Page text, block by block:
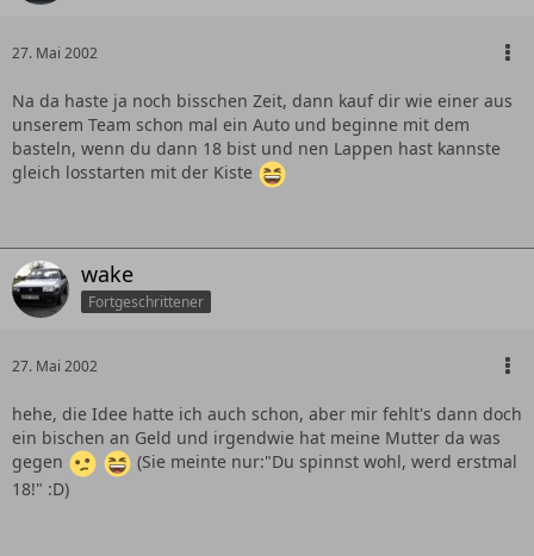
27. Mai 2002
Na da haste ja noch bisschen Zeit, dann kauf dir wie einer aus
unserem Team schon mal ein Auto und beginne mit dem
basteln, wenn du dann 18 bist und nen Lappen hast kannste
gleich losstarten mit der Kiste
wake
Fortgeschrittener
27. Mai 2002
hehe, die Idee hatte ich auch schon, aber mir fehlt's dann doch
ein bischen an Geld und irgendwie hat meine Mutter da was
gegen
(Sie meinte nur:"Du spinnst wohl, werd erstmal
18!" :D)